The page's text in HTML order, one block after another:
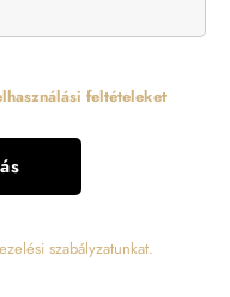
feltételeket
szabályzatunkat.